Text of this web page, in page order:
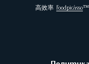
高效率 Foodpicásso